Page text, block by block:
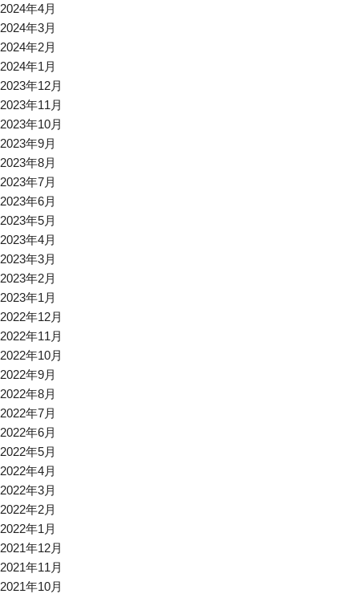
2024年4月
2024年3月
2024年2月
2024年1月
2023年12月
2023年11月
2023年10月
2023年9月
2023年8月
2023年7月
2023年6月
2023年5月
2023年4月
2023年3月
2023年2月
2023年1月
2022年12月
2022年11月
2022年10月
2022年9月
2022年8月
2022年7月
2022年6月
2022年5月
2022年4月
2022年3月
2022年2月
2022年1月
2021年12月
2021年11月
2021年10月